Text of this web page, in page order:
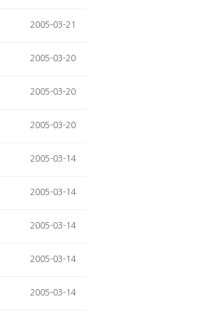
2005-03-21
2005-03-20
2005-03-20
2005-03-20
2005-03-14
2005-03-14
2005-03-14
2005-03-14
2005-03-14